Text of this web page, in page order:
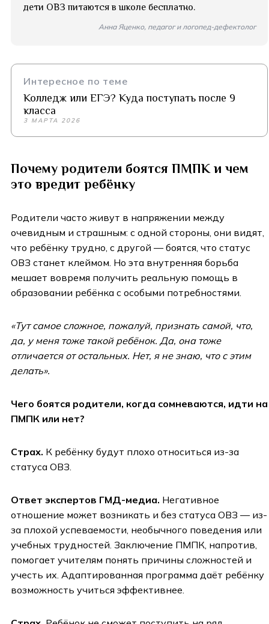
дети ОВЗ питаются в школе бесплатно.
Анна Яценко, педагог и логопед-дефектолог
Интересное по теме
Колледж или ЕГЭ? Куда поступать после 9
класса
3 МАРТА 2026
Почему родители боятся ПМПК и чем
это вредит ребёнку
Родители часто живут в напряжении между
очевидным и страшным: с одной стороны, они видят,
что ребёнку трудно, с другой — боятся, что статус
ОВЗ станет клеймом. Но эта внутренняя борьба
мешает вовремя получить реальную помощь в
образовании ребёнка с особыми потребностями.
«Тут самое сложное, пожалуй, признать самой, что,
да, у меня тоже такой ребёнок. Да, она тоже
отличается от остальных. Нет, я не знаю, что с этим
делать».
Чего боятся родители, когда сомневаются, идти на
ПМПК или нет?
Страх. К ребёнку будут плохо относиться из-за
статуса ОВЗ.
Ответ экспертов ГМД-медиа. Негативное
отношение может возникать и без статуса ОВЗ — из-
за плохой успеваемости, необычного поведения или
учебных трудностей. Заключение ПМПК, напротив,
помогает учителям понять причины сложностей и
учесть их. Адаптированная программа даёт ребёнку
возможность учиться эффективнее.